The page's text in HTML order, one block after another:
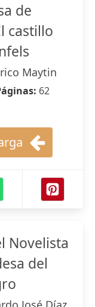
de
castillo
Maytin
62
Novelista
del